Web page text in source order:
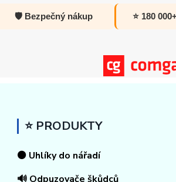
🛡️ Bezpečný nákup ⭐ 180
⭐ PRODUKTY
⚫ Uhlíky do nářadí
🔊 Odpuzovače škůdců